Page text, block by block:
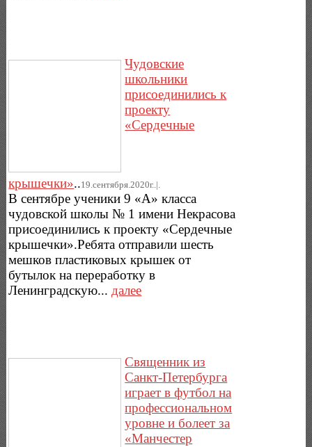
Чудовские
школьники
присоединились к
проекту
«Сердечные
крышечки»..19.сентября.2020г..|.
В сентябре ученики 9 «А» класса
чудовской школы № 1 имени Некрасова
присоединились к проекту «Сердечные
крышечки».Ребята отправили шесть
мешков пластиковых крышек от
бутылок на переработку в
Ленинградскую... далее
Священник из
Санкт-Петербурга
играет в футбол на
профессиональном
уровне и болеет за
«Манчестер